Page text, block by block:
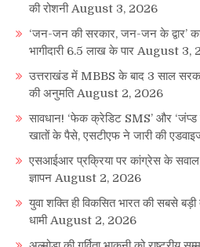
की रोशनी August 3, 2026
‘जन-जन की सरकार, जन-जन के द्वार’
भागीदारी 6.5 लाख के पार August 3,
उत्तराखंड में MBBS के बाद 3 साल
की अनुमति August 2, 2026
सावधान! ‘फेक क्रेडिट SMS’ और
खातों के पैसे, एसटीएफ ने जारी की
एसआईआर प्रक्रिया पर कांग्रेस के सवाल,
ज्ञापन August 2, 2026
युवा शक्ति ही विकसित भारत की सबसे
धामी August 2, 2026